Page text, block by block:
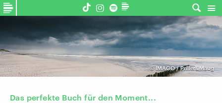
©IMAGO / Priller&Maug
Das perfekte Buch für den Moment...